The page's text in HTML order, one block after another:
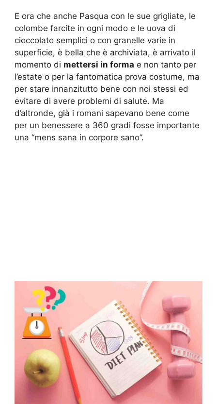
E ora che anche Pasqua con le sue grigliate, le
colombe farcite in ogni modo e le uova di
cioccolato semplici o con granelle varie in
superficie, è bella che è archiviata, è arrivato il
momento di mettersi in forma e non tanto per
l’estate o per la fantomatica prova costume, ma
per stare innanzitutto bene con noi stessi ed
evitare di avere problemi di salute. Ma
d’altronde, già i romani sapevano bene come
per un benessere a 360 gradi fosse importante
una “mens sana in corpore sano”.